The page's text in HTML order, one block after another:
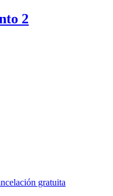
2
gratuita